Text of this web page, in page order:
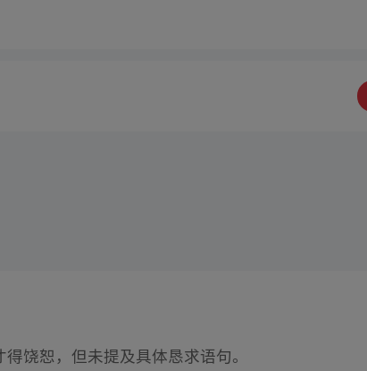
饶恕，但未提及具体恳求语句。